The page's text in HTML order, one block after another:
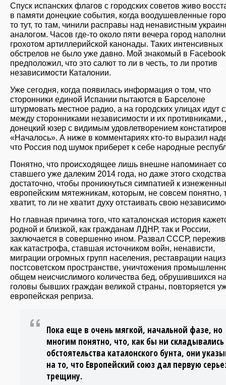
Спуск испанских флагов с городских советов живо
в памяти донецкие события, когда воодушевленные
то тут, то там, чинили расправы над ненавистным
аналогом. Часов где-то около пяти вечера город
грохотом артиллерийской канонады. Таких интенсивных
обстрелов не было уже давно. Мой знакомый в Facebook
предположил, что это салют то ли в честь, то ли против
независимости Каталонии.
Уже сегодня, когда появилась информация о том, что
сторонники единой Испании пытаются в Барселоне
штурмовать местное радио, а на городских улицах идут
между сторонниками независимости и их противниками,
донецкий юзер с видимым удовлетворением
«Началось». А ниже в комментариях кто-то выразил
что Россия под шумок приберет к себе народные
Понятно, что происходящее лишь внешне напоминает
ставшего уже далеким 2014 года, но даже этого сходства
достаточно, чтобы проникнуться симпатией к
европейским мятежникам, которым, не совсем понятно,
хватит, то ли не хватит духу отстаивать свою
Но главная причина того, что каталонская история
родной и близкой, как гражданам ЛДНР, так и России,
заключается в совершенно ином. Развал СССР,
как катастрофа, ставшая источником войн, ненависти,
миграции огромных групп населения, реставрации
постсоветском пространстве, уничтожения
общем неисчислимого количества бед, обрушившихся
головы бывших граждан великой страны, повторяется
европейская реприза.
Пока еще в очень мягкой, начальной фазе, но
многим понятно, что, как бы ни складывались
обстоятельства каталонского бунта, они
на то, что Европейский союз дал первую
трещину.